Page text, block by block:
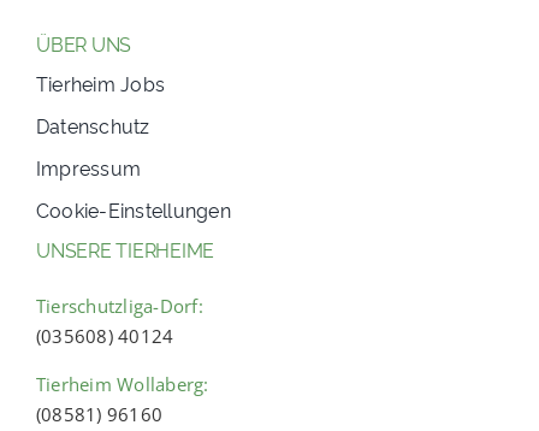
ÜBER UNS
Tierheim Jobs
Datenschutz
Impressum
Cookie-Einstellungen
UNSERE TIERHEIME
Tierschutzliga-Dorf:
(035608) 40124
Tierheim Wollaberg:
(08581) 96160